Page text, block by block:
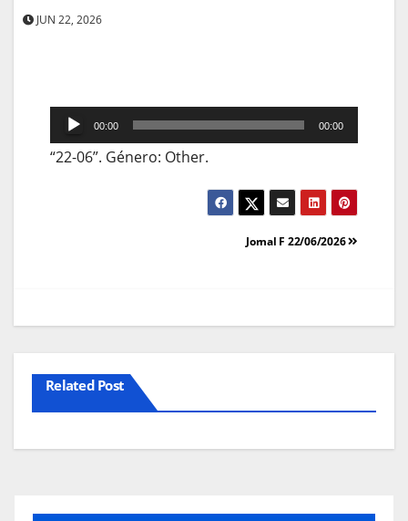
JUN 22, 2026
Reprodutor
de
00:00 00:00
“22-06”. Género: Other.
Jornal F 22/06/2026
Related Post